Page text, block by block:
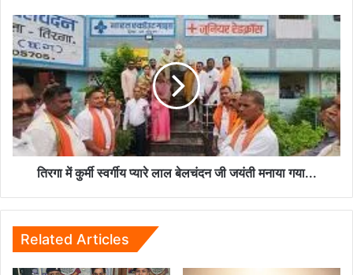
तिरगा
में
कुर्मी
स्वर्गीय
प्यारे
लाल
बेलचंदन
जी
जयंती
तिरगा में कुर्मी स्वर्गीय प्यारे लाल बेलचंदन जी जयंती मनाया गया...
Related Articles